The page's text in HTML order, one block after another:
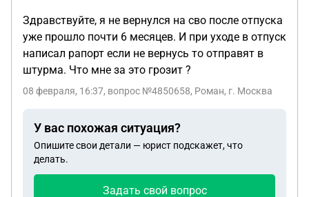
Здравствуйте, я не вернулся на сво после отпуска
уже прошло почти 6 месяцев. И при уходе в отпуск
написал рапорт если не вернусь то отправят в
штурма. Что мне за это грозит ?
08 февраля, 16:37, вопрос №4850658, Роман, г. Москва
У вас похожая ситуация?
Опишите свои детали — юрист подскажет, что
делать.
Задать свой вопрос